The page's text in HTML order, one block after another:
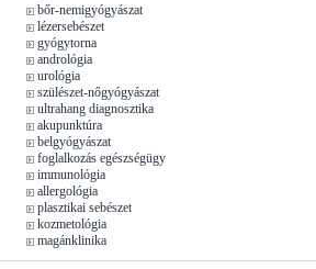
bőr-nemigyógyászat
lézersebészet
gyógytorna
andrológia
urológia
szülészet-nőgyógyászat
ultrahang diagnosztika
akupunktúra
belgyógyászat
foglalkozás egészségügy
immunológia
allergológia
plasztikai sebészet
kozmetológia
magánklinika